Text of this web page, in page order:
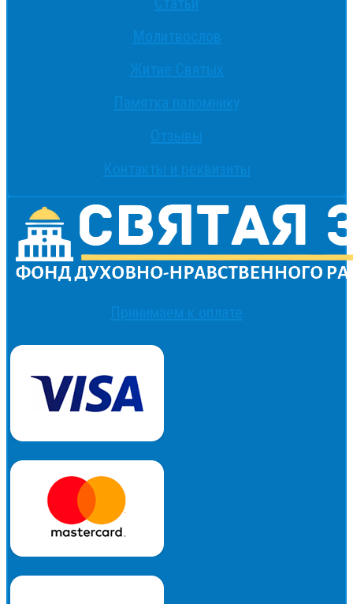
Молитвослов
Житие Святых
Памятка паломнику
Отзывы
Контакты и реквизиты
Принимаем к оплате